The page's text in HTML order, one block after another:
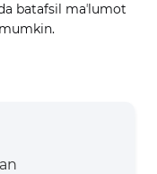
batafsil maʼlumot